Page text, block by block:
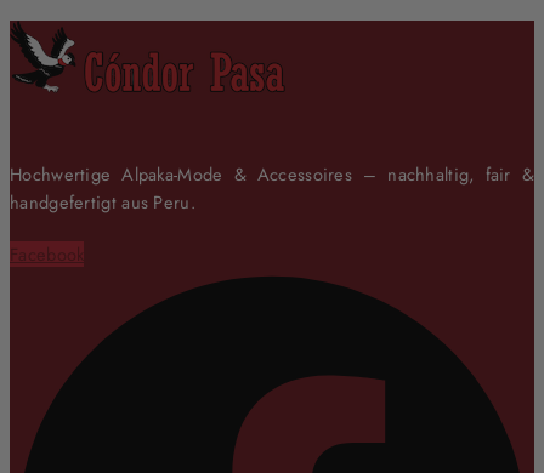
Hochwertige Alpaka-Mode & Accessoires – nachhaltig, fair &
handgefertigt aus Peru.
Facebook